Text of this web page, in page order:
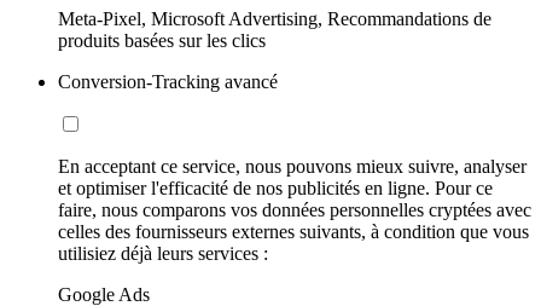
Meta-Pixel, Microsoft Advertising, Recommandations de
produits basées sur les clics
Conversion-Tracking avancé
En acceptant ce service, nous pouvons mieux suivre, analyser
et optimiser l'efficacité de nos publicités en ligne. Pour ce
faire, nous comparons vos données personnelles cryptées avec
celles des fournisseurs externes suivants, à condition que vous
utilisiez déjà leurs services :
Google Ads